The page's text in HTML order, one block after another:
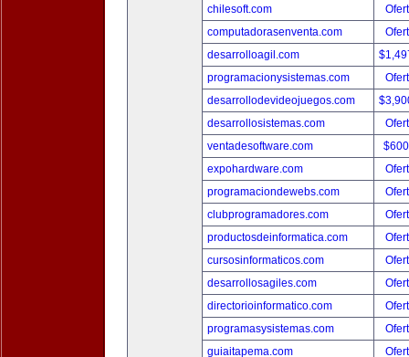
chilesoft.com
computadorasenventa.com
desarrolloagil.com
programacionysistemas.com
desarrollodevideojuegos.com
desarrollosistemas.com
ventadesoftware.com
expohardware.com
programaciondewebs.com
clubprogramadores.com
productosdeinformatica.com
cursosinformaticos.com
desarrollosagiles.com
directorioinformatico.com
programasysistemas.com
guiaitapema.com